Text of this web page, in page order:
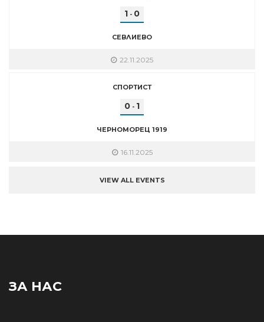
1 - 0
СЕВЛИЕВО
22.11.2025
СПОРТИСТ
0 - 1
ЧЕРНОМОРЕЦ 1919
16.11.2025
VIEW ALL EVENTS
ЗА НАС